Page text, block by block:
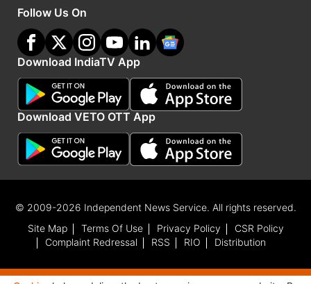
IMAGE SOURCE : PTI
Follow Us On
Download IndiaTV App
Download VETO OTT App
© 2009-2026 Independent News Service. All rights reserved.
Site Map
Terms Of Use Privacy Policy
CSR Policy
Complaint Redressal
RSS RIO Distribution